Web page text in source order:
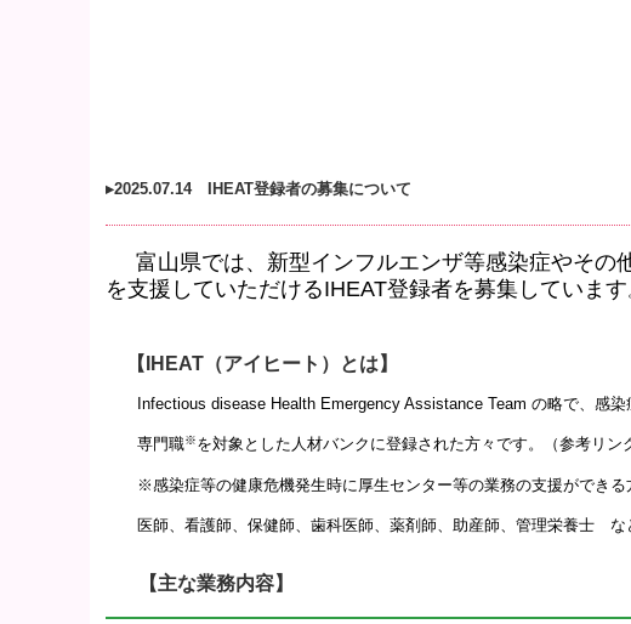
▸2025.07.14 IHEAT登録者の募集について
富山県では、新型インフルエンザ等感染症やそ
を支援していただけるIHEAT登録者を募集しています
【IHEAT（アイヒート）とは】
Infectious disease Health Emergency Assistance Team の略で、感染
専門職※を対象とした人材バンクに登録された方々です。 （参考リン
※感染症等の健康危機発生時に厚生センター等の業務の支援ができる
医師、看護師、保健師、歯科医師、薬剤師、助産師、管理栄養士 な
【主な業務内容】